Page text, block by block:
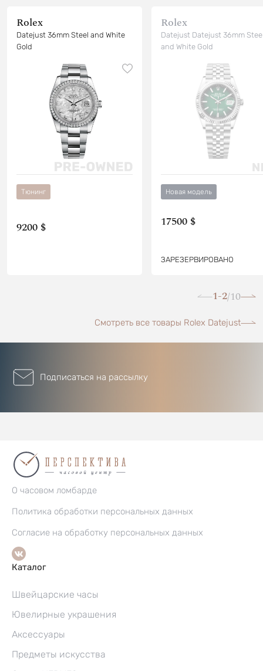
Rolex
Datejust 36mm Steel and White
Gold
Тюнинг
9200 $
Rolex
Datejust Datejust 36mm
and White Gold
Новая модель
17500 $
ЗАРЕЗЕРВИРОВАНО
1-2/10
Смотреть все товары Rolex Datejust
Подписаться на рассылку
О часовом ломбарде
Политика обработки персональных данных
Согласие на обработку персональных данных
Каталог
Швейцарские часы
Ювелирные украшения
Аксессуары
Предметы искусства